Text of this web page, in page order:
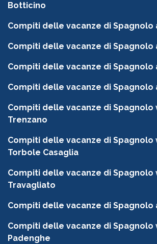
Botticino
Compiti delle vacanze di Spagnolo
Compiti delle vacanze di Spagnolo
Compiti delle vacanze di Spagnolo
Compiti delle vacanze di Spagnolo
Compiti delle vacanze di Spagnolo
Trenzano
Compiti delle vacanze di Spagnolo
Torbole Casaglia
Compiti delle vacanze di Spagnolo
Travagliato
Compiti delle vacanze di Spagnolo
Compiti delle vacanze di Spagnolo
Padenghe